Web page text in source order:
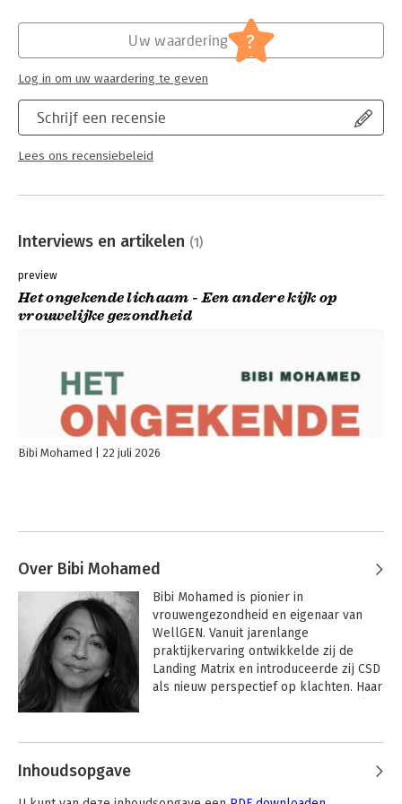
Mens en maatschappij
Schrijf een recensie
Lees ons recensiebeleid
Uw waardering ?
Log in om uw waardering te geven
Interviews en artikelen (1)
preview
Het ongekende lichaam - Een andere kijk op
vrouwelijke gezondheid
Bibi Mohamed 22 juli 2026
Over Bibi Mohamed
Bibi Mohamed is pionier in
vrouwengezondheid en eigenaar van
WellGEN. Vanuit jarenlange
praktijkervaring ontwikkelde zij de
Landing Matrix en introduceerde zij CSD
als nieuw perspectief op klachten. Haar
lichaam weer leren begrijpen.
Inhoudsopgave